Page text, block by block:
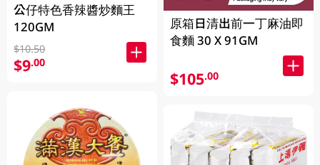
公仔特色香辣醬炒麵王
120GM
$10.50
$9.00
原箱日清出前一丁麻油即
食麵 30 X 91GM
$105.00